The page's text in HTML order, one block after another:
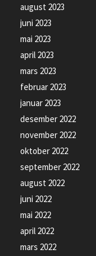
august 2023
juni 2023
mai 2023
april 2023
mars 2023
februar 2023
januar 2023
desember 2022
november 2022
oktober 2022
september 2022
august 2022
juni 2022
mai 2022
april 2022
mars 2022